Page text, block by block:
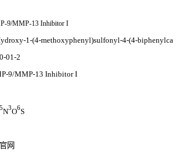
9/MMP-13 Inhibitor I
1-(4-methoxyphenyl)sulfonyl-4-(4-
01-2
9/MMP-13 Inhibitor I
N3O6S
网